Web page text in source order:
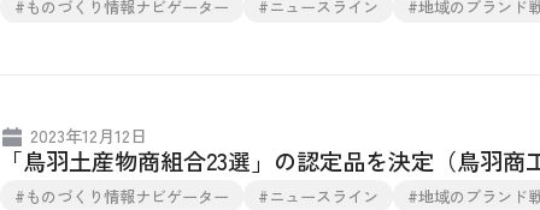
#ものづくり情報ナビゲーター #ニュースライン #地域のブランド
2023年12月12日
「鳥羽土産物商組合23選」の認定品を決定（鳥羽商
#ものづくり情報ナビゲーター #ニュースライン #地域のブランド